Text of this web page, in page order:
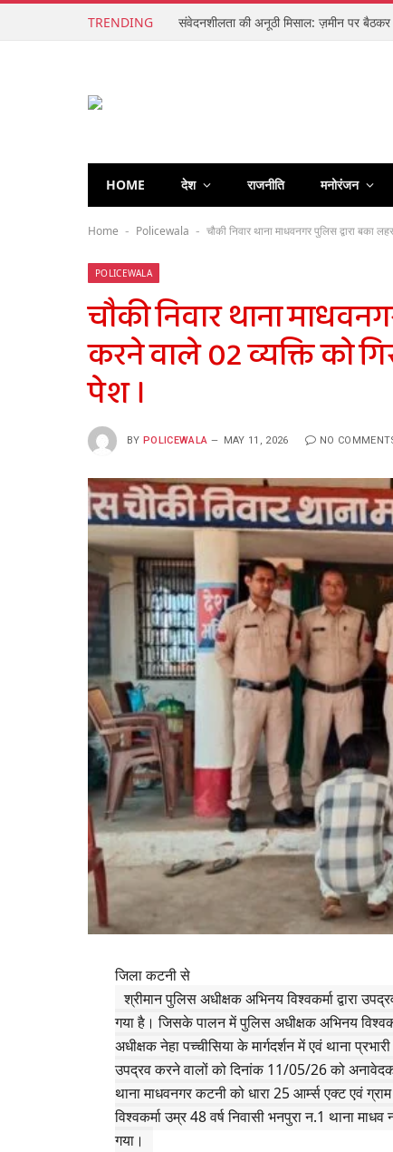
TRENDING
HOME देश राजनीति मनोरंजन
Home - Policewala - चौकी निवार थाना माधवनगर पुलिस द्वारा बका
POLICEWALA
चौकी निवार थाना
करने वाले 02 व्यक्ति को
पेश ।
BY POLICEWALA MAY 11, 2026 NO
जिला कटनी से
श्रीमान पुलिस अधीक्षक अभिनय विश्वकर्मा द्वारा
गया है। जिसके पालन में पुलिस अधीक्षक अभिनय
अधीक्षक नेहा पच्चीसिया के मार्गदर्शन में एवं थाना
उपद्रव करने वालों को दिनांक 11/05/26 को
थाना माधवनगर कटनी को धारा 25 आर्म्स एक्ट एवं
विश्वकर्मा उम्र 48 वर्ष निवासी भनपुरा न.1 थाना
गया।